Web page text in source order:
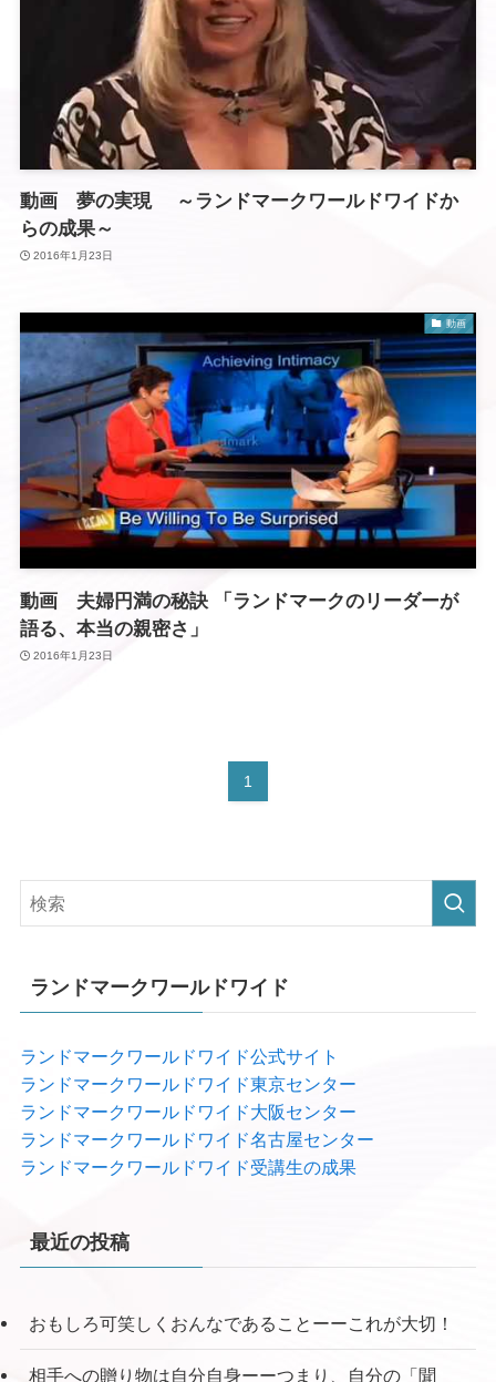
動画 夢の実現 ～ランドマークワールドワイドか
らの成果～
2016年1月23日
動画
動画 夫婦円満の秘訣 「ランドマークのリーダーが
語る、本当の親密さ」
2016年1月23日
1
ランドマークワールドワイド
ランドマークワールドワイド公式サイト
ランドマークワールドワイド東京センター
ランドマークワールドワイド大阪センター
ランドマークワールドワイド名古屋センター
ランドマークワールドワイド受講生の成果
最近の投稿
おもしろ可笑しくおんなであることーーこれが大切！
相手への贈り物は自分自身ーーつまり、自分の「聞